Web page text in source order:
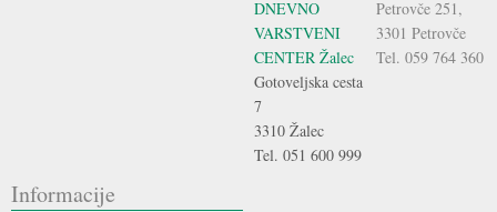
DNEVNO
VARSTVENI
CENTER Žalec
Gotoveljska cesta
7
3310 Žalec
Tel. 051 600 999
Petrovče 251,
3301 Petrovče
Tel. 059 764 360
Informacije